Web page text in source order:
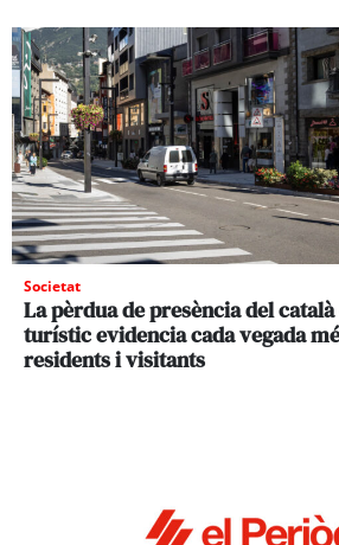
Societat
La pèrdua de presència del
turístic evidencia cada vegada
residents i visitants